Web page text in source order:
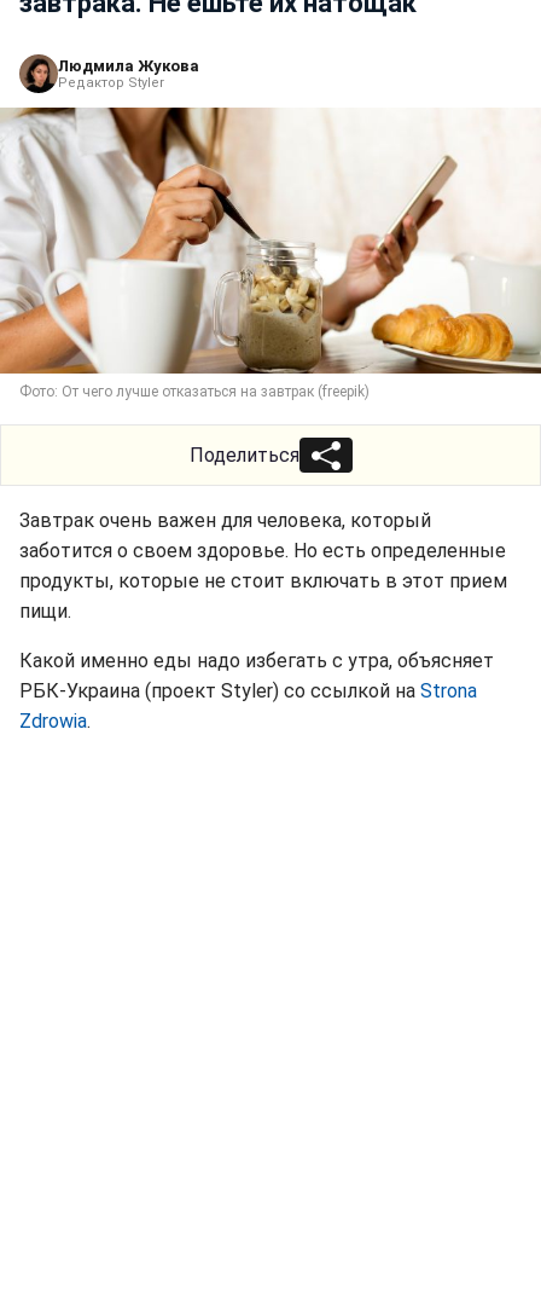
Людмила Жукова
Редактор Styler
Фото: От чего лучше отказаться на завтрак (freepik)
Поделиться
Завтрак очень важен для человека, который
заботится о своем здоровье. Но есть определенные
продукты, которые не стоит включать в этот прием
пищи.
Какой именно еды надо избегать с утра, объясняет
РБК-Украина (проект Styler) со ссылкой на Strona
Zdrowia.